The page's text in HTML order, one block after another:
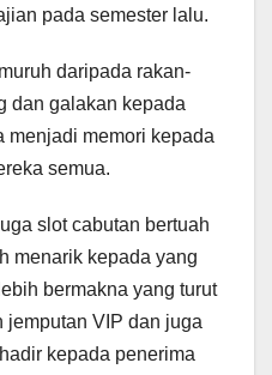
pada semester lalu.
daripada rakan-
dan galakan kepada
menjadi memori kepada
semua.
slot cabutan bertuah
menarik kepada yang
bermakna yang turut
VIP dan juga
kepada penerima